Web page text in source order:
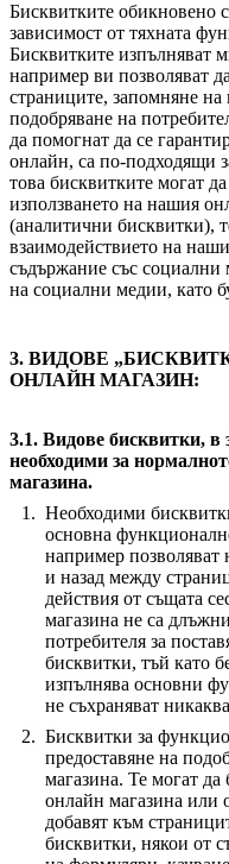
Бисквитките обикновено
зависимост от тяхната
Бисквитките изпълняват
например ви позволяват
страниците, запомняне
подобряване на
да помогнат да се
онлайн, са по-подходящи
това бисквитките могат
използването на нашия
(аналитични бисквитки),
взаимодействието на
съдържание със социални
на социални медии, като
3. ВИДОВЕ
ОНЛАЙН МАГАЗИН:
3.1. Видове бисквитки, в
необходими за
магазина.
Необходими
основна
например позволяват
и назад между
действия от същата
магазина не са
потребителя за
бисквитки, тъй като
изпълнява основни
не съхраняват
Бисквитки за
предоставяне на
магазина. Те могат да
онлайн магазина или
добавят към
бисквитки, някои от